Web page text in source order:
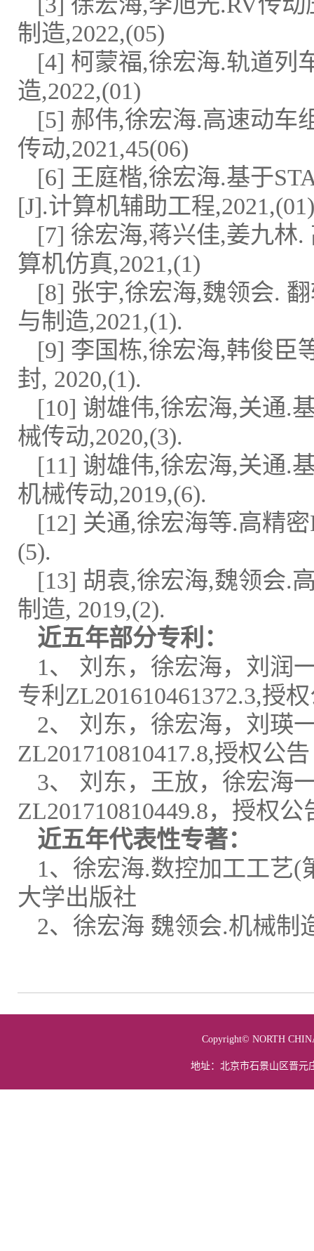
制造,2022,(05)
[4] 柯蒙福,徐宏海.轨道列
造,2022,(01)
[5] 郝伟,徐宏海.高速动车
传动,2021,45(06)
[6] 王庭楷,徐宏海.基于
[J].计算机辅助工程
[7] 徐宏海,蒋兴佳,姜九林
算机仿真,2021,(1)
[8] 张宇,徐宏海,魏领会.
与制造,2021,(1).
[9] 李国栋,徐宏海,韩俊臣
封, 2020,(1).
[10] 谢雄伟,徐宏海,关通.
械传动,2020,(3).
[11] 谢雄伟,徐宏海,关通.
机械传动,2019,(6).
[12] 关通,徐宏海等.高精
(5).
[13] 胡袁,徐宏海,魏领会.
制造, 2019,(2).
近五年部分专利：
1、 刘东，徐宏海，刘润
专利ZL201610461372.3,授
2、 刘东，徐宏海，刘瑛
ZL201710810417.8,授权公
3、 刘东，王放，徐宏海
ZL201710810449.8，授权公
近五年代表性专著：
1、徐宏海.数控加工工艺(
大学出版社
2、徐宏海 魏领会.机械制
Copyright© NORTH
地址：北京市石景山区晋元